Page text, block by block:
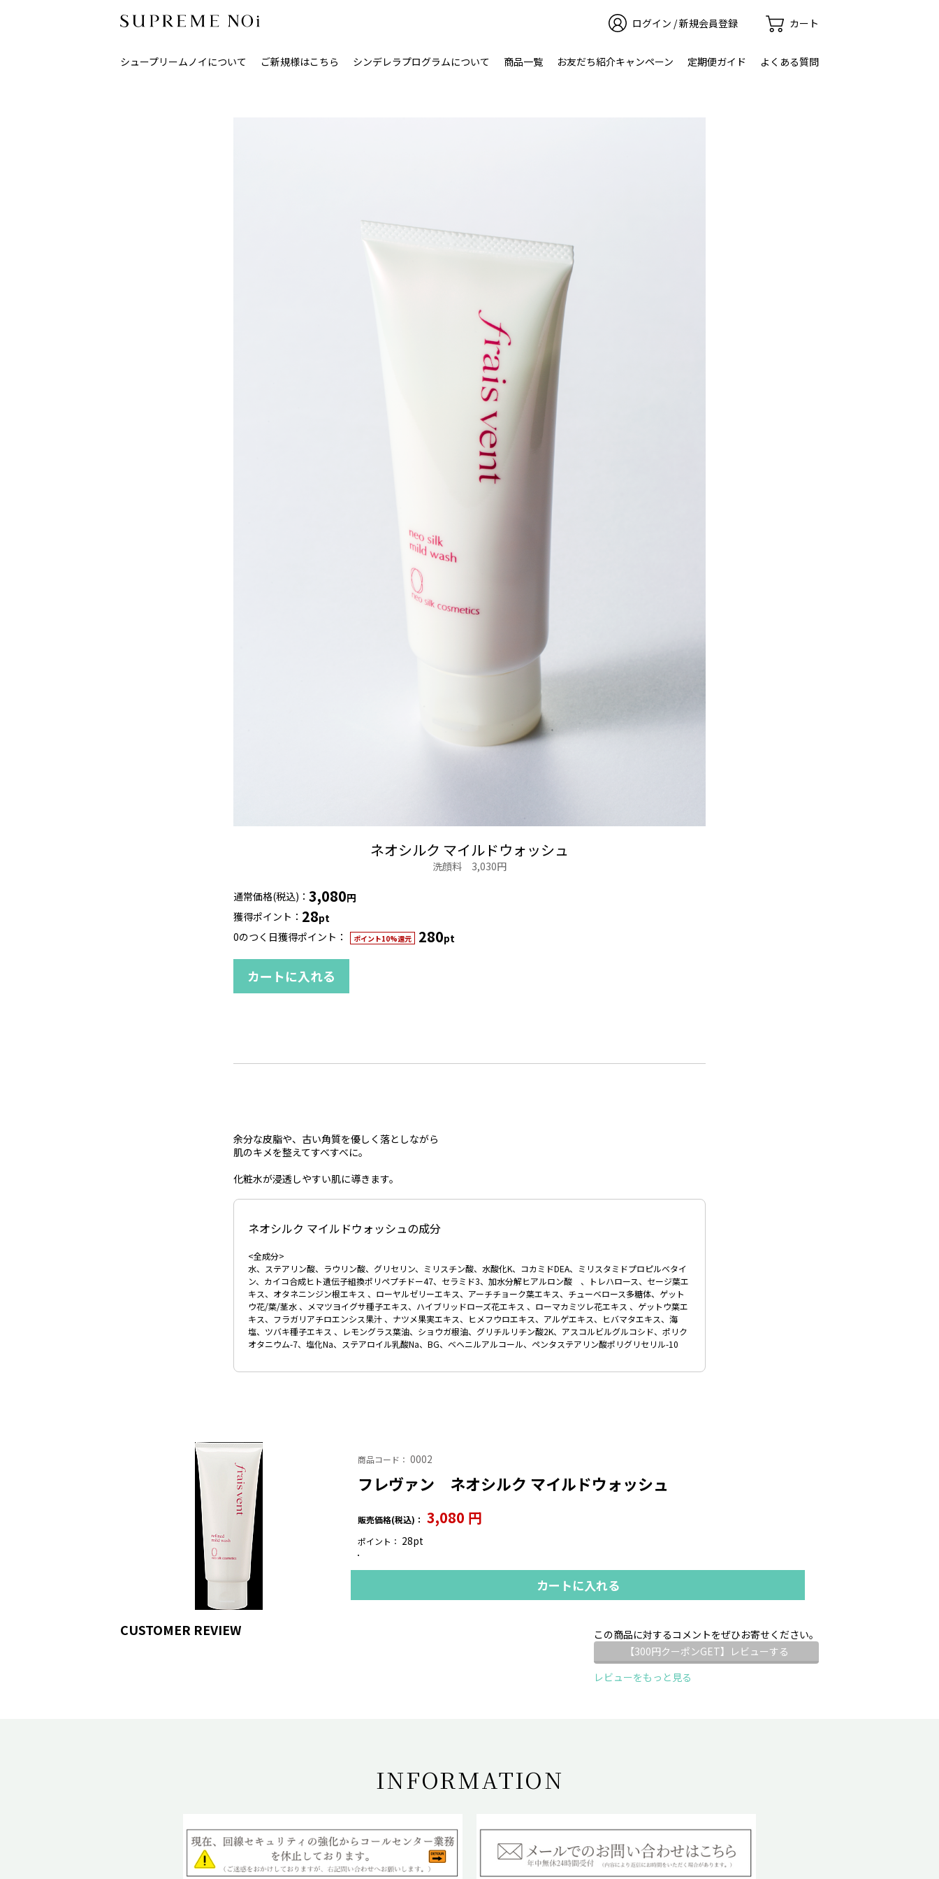
ログイン / 新規会員登録 カート
シュープリームノイについて ご新規様はこちら シンデレラプログラムについて 商品一覧 お友だち紹介キャンペーン 定期便ガイド よくある質問
ネオシルク マイルドウォッシュ
洗顔料 3,030円
通常価格(税込) 3,080円
獲得ポイント
28pt
0のつく日獲得ポイント
ポイント10%還元 280pt
カートに入れる
余分な皮脂や、古い角質を優しく落としながら
肌のキメを整えてすべすべに。
化粧水が浸透しやすい肌に導きます。
ネオシルク マイルドウォッシュの成分
<全成分>
水、ステアリン酸、ラウリン酸、グリセリン、ミリスチン酸、水酸化K、コカミドDEA、ミリスタミドプロピルベタイ
ン、カイコ合成ヒト遺伝子組換ポリペプチドー47、セラミド3、加水分解ヒアルロン酸 、トレハロース、セージ葉エ
キス、オタネニンジン根エキス 、ローヤルゼリーエキス、アーチチョーク葉エキス、チューベロース多糖体、ゲット
ウ花/葉/茎水 、メマツヨイグサ種子エキス、ハイブリッドローズ花エキス 、ローマカミツレ花エキス 、ゲットウ葉エ
キス、フラガリアチロエンシス果汁 、ナツメ果実エキス、ヒメフウロエキス、アルゲエキス、ヒバマタエキス、海
塩、ツバキ種子エキス 、レモングラス葉油、ショウガ根油、グリチルリチン酸2K、アスコルビルグルコシド、ポリク
オタニウム-7、塩化Na、ステアロイル乳酸Na、BG、ベヘニルアルコール、ペンタステアリン酸ポリグリセリル-10
フレヴァン ネオシルク マイルドウォッシュ
商品コード： 0002
販売価格(税込)： 3,080 円
ポイント： 28pt
カートに入れる
CUSTOMER REVIEW
この商品に対するコメントをぜひお寄せください。
【300円クーポンGET】レビューする
レビューをもっと見る
INFORMATION